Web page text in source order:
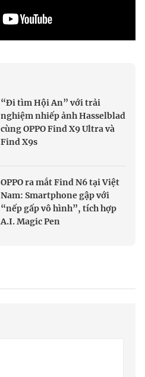
“Đi tìm Hội An” với trải
nghiệm nhiếp ảnh Hasselblad
cùng OPPO Find X9 Ultra và
Find X9s
OPPO ra mắt Find N6 tại Việt
Nam: Smartphone gập với
“nếp gấp vô hình”, tích hợp
A.I. Magic Pen